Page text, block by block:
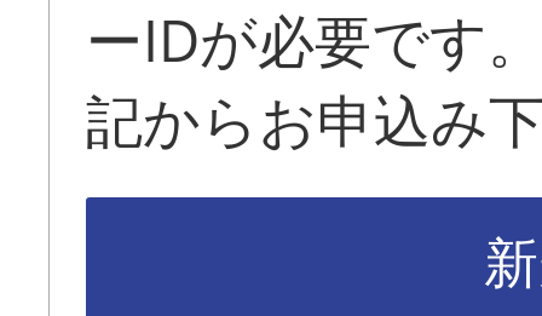
ーIDが必要です
記からお申込み